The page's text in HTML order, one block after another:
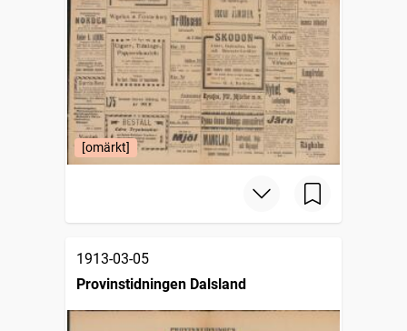
[omärkt]
1913-03-05
Provinstidningen Dalsland